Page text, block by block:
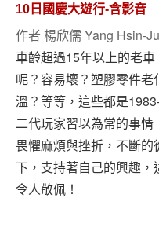
10日國慶大遊行-含影音
作者 楊欣儒 Yang Hsin-Ju
車齡超過15年以上的老
呢？容易壞？塑膠零件
溫？等等，這些都是
二代玩家習以為常的事
畏懼麻煩與挫折，不斷
下，支持著自己的興趣，
令人敬佩！